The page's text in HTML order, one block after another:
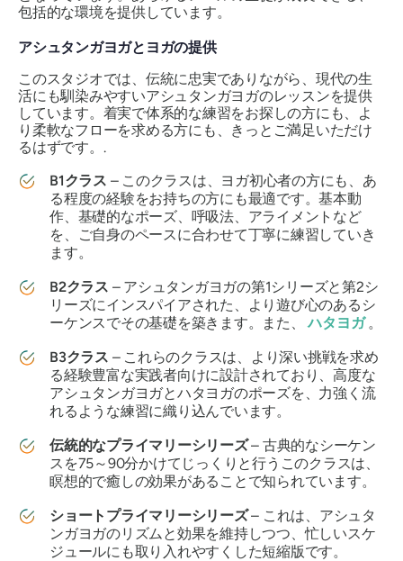
包括的な環境を提供しています。
アシュタンガヨガとヨガの提供
このスタジオでは、伝統に忠実でありながら、現代の生
活にも馴染みやすいアシュタンガヨガのレッスンを提供
しています。着実で体系的な練習をお探しの方にも、よ
り柔軟なフローを求める方にも、きっとご満足いただけ
るはずです。.
B1クラス – このクラスは、ヨガ初心者の方にも、あ
る程度の経験をお持ちの方にも最適です。基本動
作、基礎的なポーズ、呼吸法、アライメントなど
を、ご自身のペースに合わせて丁寧に練習していき
ます。
B2クラス – アシュタンガヨガの第1シリーズと第2シ
リーズにインスパイアされた、より遊び心のあるシ
ーケンスでその基礎を築きます。また、ハタヨガ。
B3クラス – これらのクラスは、より深い挑戦を求め
る経験豊富な実践者向けに設計されており、高度な
アシュタンガヨガとハタヨガのポーズを、力強く流
れるような練習に織り込んでいます。
伝統的なプライマリーシリーズ– 古典的なシーケン
スを75～90分かけてじっくりと行うこのクラスは、
瞑想的で癒しの効果があることで知られています。
ショートプライマリーシリーズ– これは、アシュタ
ンガヨガのリズムと効果を維持しつつ、忙しいスケ
ジュールにも取り入れやすくした短縮版です。